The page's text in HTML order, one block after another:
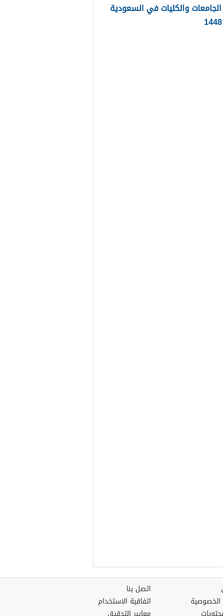
والكليات في السعودية
اتصل بنا
اتفاقية الاستخدام